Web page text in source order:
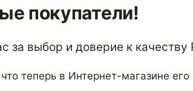
покупатели!
за выбор и доверие к качеству
теперь в Интернет-магазине его